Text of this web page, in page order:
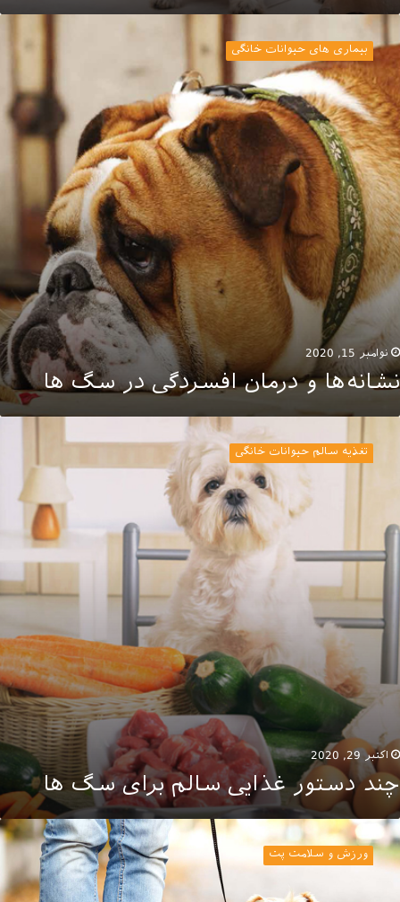
نشانه‌ها
و
درمان
افسردگی
در
سگ
ها
بیماری های حیوانات خانگی
نوامبر 15, 2020
نشانه‌ها و درمان افسردگی در سگ ها
دستور
غذایی
ها
تغذیه سالم حیوانات خانگی
اکتبر 29, 2020
چند دستور غذایی سالم برای سگ ها
همه
چیز
درباره‌
ورزش و سلامت پت